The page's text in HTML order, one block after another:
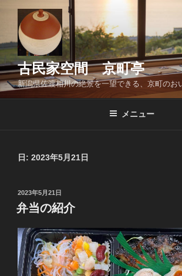
ン
ツ
へ
ス
古民家空間 京町亭
新潟県佐渡相川の絶景を一望できる、京町のお
メニュー
日: 2023年5月21日
投
稿
日:
2023年5月21日
弁当の紹介